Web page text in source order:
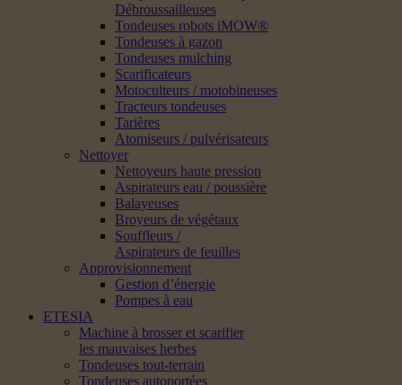
Débroussailleuses
Tondeuses robots iMOW®
Tondeuses à gazon
Tondeuses mulching
Scarificateurs
Motoculteurs / motobineuses
Tracteurs tondeuses
Tarières
Atomiseurs / pulvérisateurs
Nettoyer
Nettoyeurs haute pression
Aspirateurs eau / poussière
Balayeuses
Broyeurs de végétaux
Souffleurs /
Aspirateurs de feuilles
Approvisionnement
Gestion d’énergie
Pompes à eau
ETESIA
Machine à brosser et scarifier
les mauvaises herbes
Tondeuses tout-terrain
Tondeuses autoportées